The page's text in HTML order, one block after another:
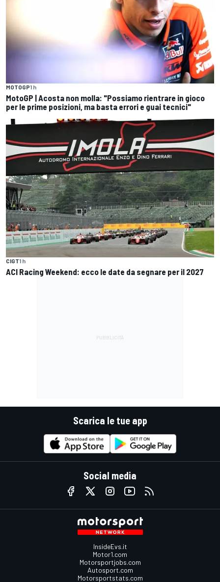
MOTOGP1 h
MotoGP | Acosta non molla: "Possiamo rientrare in gioco
per le prime posizioni, ma basta errori e guai tecnici"
CIGT1 h
ACI Racing Weekend: ecco le date da segnare per il 2027
Scarica le tue app
Social media
InsideEvs.it
Motor1.com
Motorsportjobs.com
Autosport.com
Motorsportstats.com